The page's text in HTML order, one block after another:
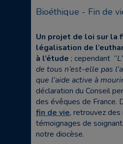
Bioéthique - Fin de
Un projet de loi sur la
légalisation de
à l’étude ; cependant “
de tous n’est-elle pas
que l’aide active à
déclaration du Conseil
des évêques de France.
fin de vie, retrouvez
témoignages de
notre diocèse.